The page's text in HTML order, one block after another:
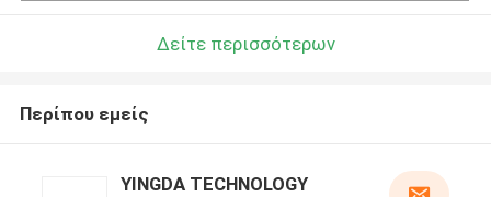
Δείτε περισσότερων
Περίπου εμείς
YINGDA TECHNOLOGY